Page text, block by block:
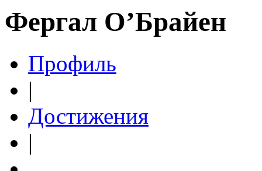
Фергал О’Брайен
Профиль
|
Достижения
|